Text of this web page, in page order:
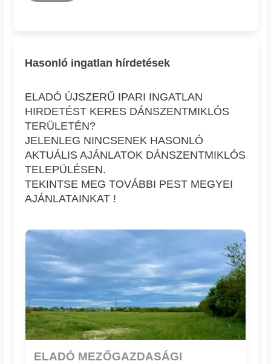
Hasonló ingatlan hírdetések
ELADÓ ÚJSZERŰ IPARI INGATLAN
HIRDETÉST KERES DÁNSZENTMIKLÓS
TERÜLETÉN?
JELENLEG NINCSENEK HASONLÓ
AKTUÁLIS AJÁNLATOK DÁNSZENTMIKLÓS
TELEPÜLÉSEN.
TEKINTSE MEG TOVÁBBI PEST MEGYEI
AJÁNLATAINKAT !
ELADÓ MEZŐGAZDASÁGI